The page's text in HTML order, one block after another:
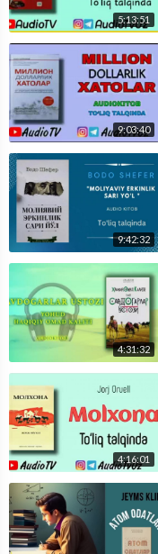
5:13:51
9:03:40
9:42:32
4:31:32
4:16:01